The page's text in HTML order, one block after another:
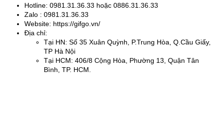
Hotline: 0981.31.36.33 hoặc 0886.31.36.33
Zalo : 0981.31.36.33
Website: https://gifgo.vn/
Địa chỉ:
Tại HN: Số 35 Xuân Quỳnh, P.Trung Hòa, Q.Cầu Giấy,
TP Hà Nội
Tại HCM: 406/8 Cộng Hòa, Phường 13, Quận Tân
Bình, TP. HCM.